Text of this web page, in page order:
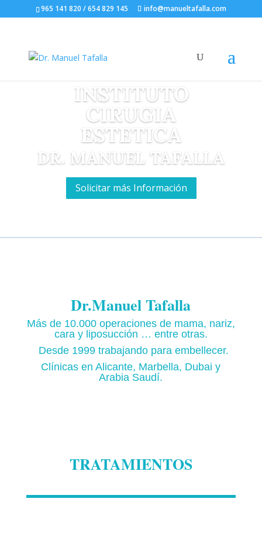
965 141 820 / 654 829 145 info@manueltafalla.com
INSTITUTO
CIRUGIA
ESTETICA
DR. MANUEL TAFALLA
Solicitar más Información
Dr.Manuel Tafalla
Más de 10.000 operaciones de mama, nariz,
cara y liposucción … entre otras.
Desde 1999 trabajando para embellecer.
Clínicas en Alicante, Marbella, Dubai y
Arabia Saudí.
TRATAMIENTOS